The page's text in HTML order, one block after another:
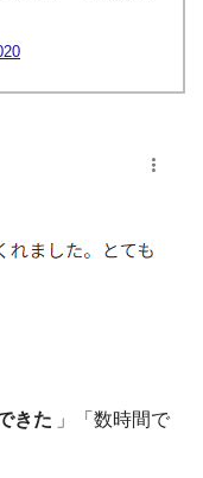
きた 」「数時間で